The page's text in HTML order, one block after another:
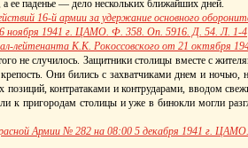
ее паденье — дело нескольких ближайших дней.
16-й армии за удержание основного
ноября 1941 г. ЦАМО. Ф. 358. Оп. 5916. Д. 54. Л. 1-4
лейтенанта К.К. Рокоссовского от 21 октября
не случилось. Защитники столицы вместе с
Они бились с захватчиками днем и
контратаками и контрударами, вводом
к пригородам столицы и уже в бинокли могли
Армии № 282 на 08:00 5 декабря 1941 г.